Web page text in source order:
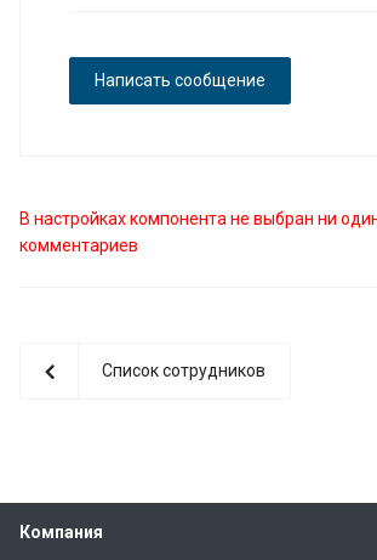
Написать сообщение
В настройках компонента не выбран ни
комментариев
Список сотрудников
Компания